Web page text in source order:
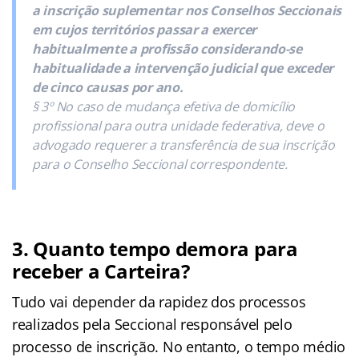
a inscrição suplementar nos Conselhos Seccionais
em cujos territórios passar a exercer
habitualmente a profissão considerando-se
habitualidade a intervenção judicial que exceder
de cinco causas por ano.
§ 3º No caso de mudança efetiva de domicílio
profissional para outra unidade federativa, deve o
advogado requerer a transferência de sua inscrição
para o Conselho Seccional correspondente.
3. Quanto tempo demora para
receber a Carteira?
Tudo vai depender da rapidez dos processos
realizados pela Seccional responsável pelo
processo de inscrição. No entanto, o tempo médio